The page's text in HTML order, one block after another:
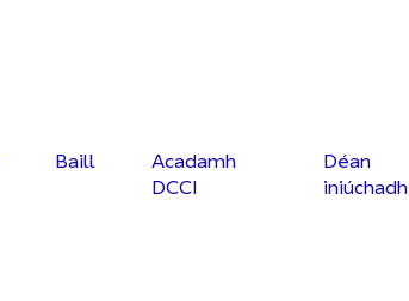
Baill
Acadamh
DCCI
Déan
iniúchadh